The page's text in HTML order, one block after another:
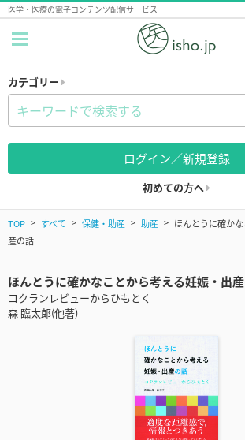
医学・医療の電子コンテンツ配信サービス
カテゴリー
ログイン／新規登録
初めての方へ
TOP すべて 保健・助産 助産
ほんとうに確か
産の話
ほんとうに確かなことから考える妊娠・出産
コクランレビューからひもとく
森 臨太郎(他著)